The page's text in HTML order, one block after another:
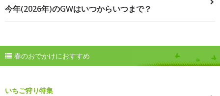
今年(2026年)のGWはいつからいつまで？
春のおでかけにおすすめ
いちご狩り特集